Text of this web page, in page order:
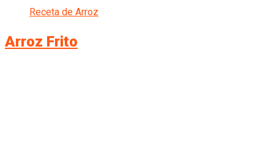
Receta de Arroz
Arroz Frito